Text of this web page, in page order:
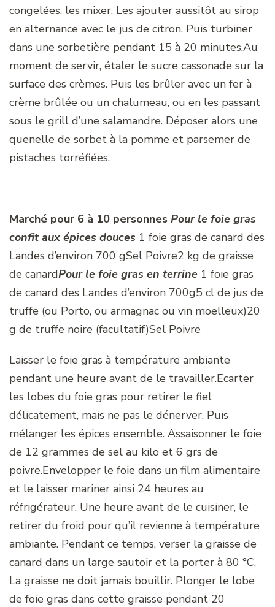
congelées, les mixer. Les ajouter aussitôt au sirop
en alternance avec le jus de citron. Puis turbiner
dans une sorbetière pendant 15 à 20 minutes.Au
moment de servir, étaler le sucre cassonade sur la
surface des crèmes. Puis les brûler avec un fer à
crème brûlée ou un chalumeau, ou en les passant
sous le grill d’une salamandre. Déposer alors une
quenelle de sorbet à la pomme et parsemer de
pistaches torréfiées.
Marché pour 6 à 10 personnes Pour le foie gras
confit aux épices douces 1 foie gras de canard des
Landes d’environ 700 gSel Poivre2 kg de graisse
de canardPour le foie gras en terrine 1 foie gras
de canard des Landes d’environ 700g5 cl de jus de
truffe (ou Porto, ou armagnac ou vin moelleux)20
g de truffe noire (facultatif)Sel Poivre
Laisser le foie gras à température ambiante
pendant une heure avant de le travailler.Ecarter
les lobes du foie gras pour retirer le fiel
délicatement, mais ne pas le dénerver. Puis
mélanger les épices ensemble. Assaisonner le foie
de 12 grammes de sel au kilo et 6 grs de
poivre.Envelopper le foie dans un film alimentaire
et le laisser mariner ainsi 24 heures au
réfrigérateur. Une heure avant de le cuisiner, le
retirer du froid pour qu’il revienne à température
ambiante. Pendant ce temps, verser la graisse de
canard dans un large sautoir et la porter à 80 °C.
La graisse ne doit jamais bouillir. Plonger le lobe
de foie gras dans cette graisse pendant 20